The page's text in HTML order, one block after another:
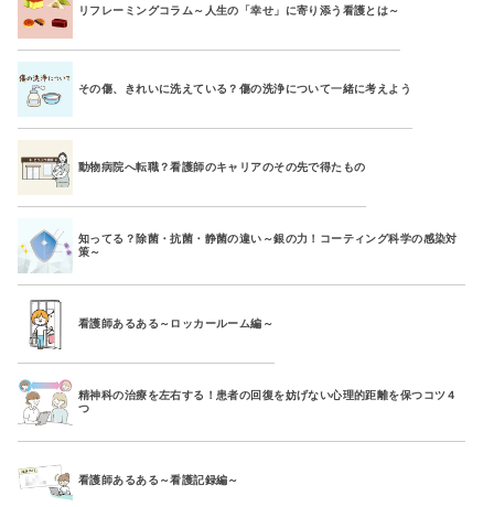
リフレーミングコラム～人生の「幸せ」に寄り添う看護とは～
その傷、きれいに洗えている？傷の洗浄について一緒に考えよう
動物病院へ転職？看護師のキャリアのその先で得たもの
知ってる？除菌・抗菌・静菌の違い～銀の力！コーティング科学の感染対
策～
看護師あるある～ロッカールーム編～
精神科の治療を左右する！患者の回復を妨げない心理的距離を保つコツ４
つ
看護師あるある～看護記録編～